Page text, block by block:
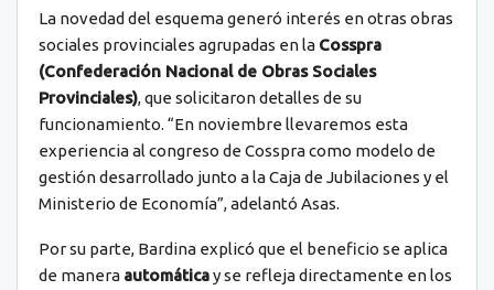
La novedad del esquema generó interés en otras obras
sociales provinciales agrupadas en la Cosspra
(Confederación Nacional de Obras Sociales
Provinciales), que solicitaron detalles de su
funcionamiento. “En noviembre llevaremos esta
experiencia al congreso de Cosspra como modelo de
gestión desarrollado junto a la Caja de Jubilaciones y el
Ministerio de Economía”, adelantó Asas.
Por su parte, Bardina explicó que el beneficio se aplica
de manera automáticay se refleja directamente en los